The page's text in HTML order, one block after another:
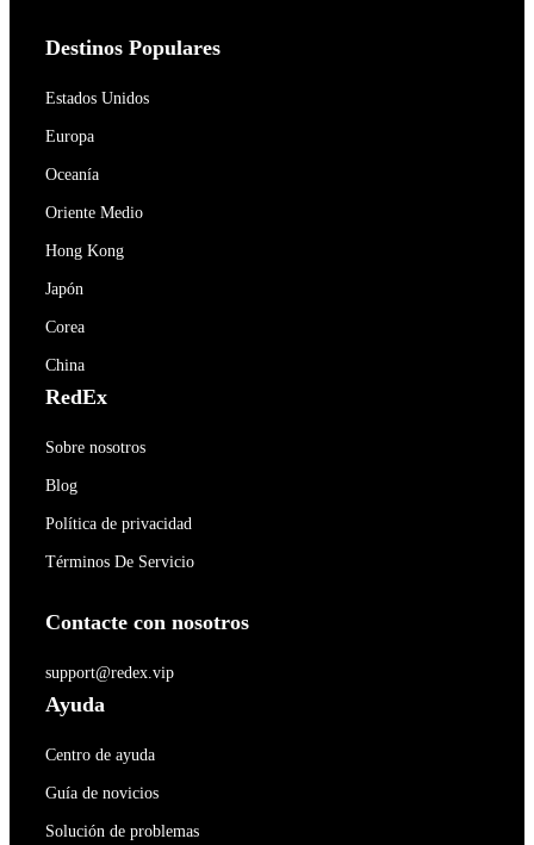
Destinos Populares
Estados Unidos
Europa
Oceanía
Oriente Medio
Hong Kong
Japón
Corea
China
RedEx
Sobre nosotros
Blog
Política de privacidad
Términos De Servicio
Contacte con nosotros
support@redex.vip
Ayuda
Centro de ayuda
Guía de novicios
Solución de problemas